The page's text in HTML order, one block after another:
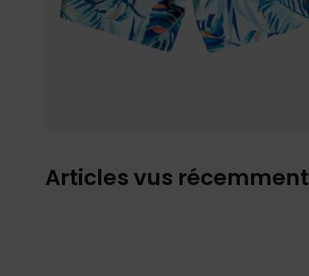
Articles vus récemment